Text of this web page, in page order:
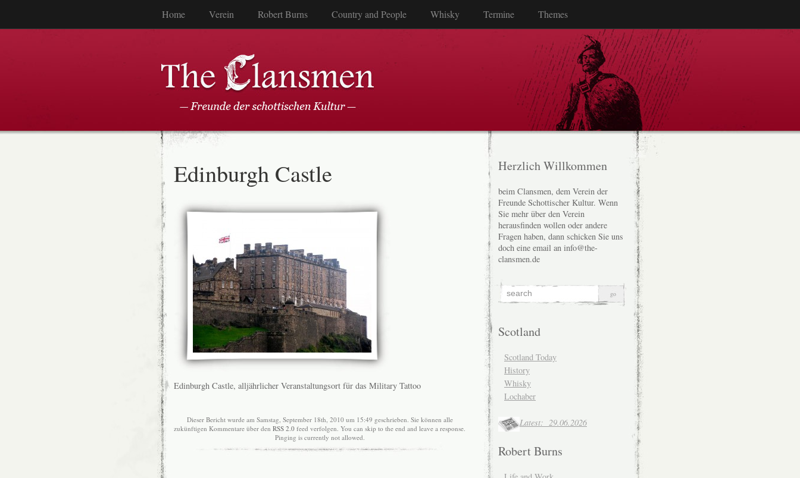
Home Verein Robert Burns Country and People Whisky Termine Themes
Edinburgh Castle
Edinburgh Castle, alljährlicher Veranstaltungsort für das Military Tattoo
Dieser Bericht wurde am Samstag, September 18th, 2010 um 15:49 geschrieben. Sie können alle
zukünftigen Kommentare über den RSS 2.0 feed verfolgen. You can skip to the end and leave a response.
Pinging is currently not allowed.
Herzlich Willkommen
beim Clansmen, dem Verein der
Freunde Schottischer Kultur. Wenn
Sie mehr über den Verein
herausfinden wollen oder andere
Fragen haben, dann schicken Sie uns
doch eine email an info@the-
clansmen.de
Scotland
Scotland Today
History
Whisky
Lochaber
Latest: 29.06.2026
Robert Burns